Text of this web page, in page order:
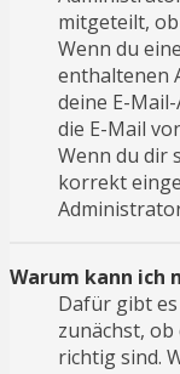
mitgeteilt,
Wenn du
enthaltenen
deine E-
die E-Mail
Wenn du dir
korrekt
Warum kann ich
Dafür gibt
zunächst,
richtig sind.